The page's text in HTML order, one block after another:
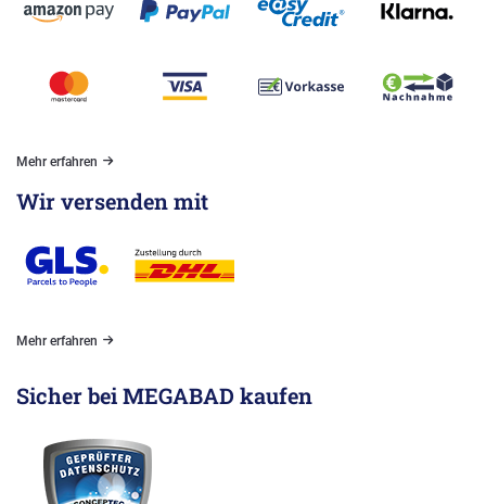
Mehr erfahren
Wir versenden mit
Mehr erfahren
Sicher bei MEGABAD kaufen